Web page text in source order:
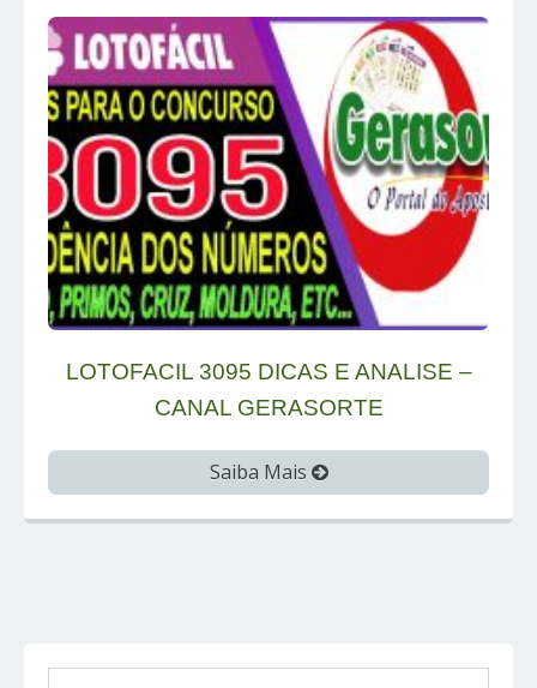
LOTOFACIL 3095 DICAS E ANALISE –
CANAL GERASORTE
Saiba Mais